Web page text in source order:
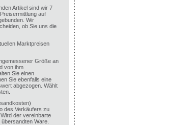
Artikel sind wir 7
auf
Wir
ob Sie uns die
Marktpreisen
Größe an
von ihm
Sie einen
Sie ebenfalls eine
abgezogen. Wählt
des Verkäufers zu
der vereinbarte
Ware.